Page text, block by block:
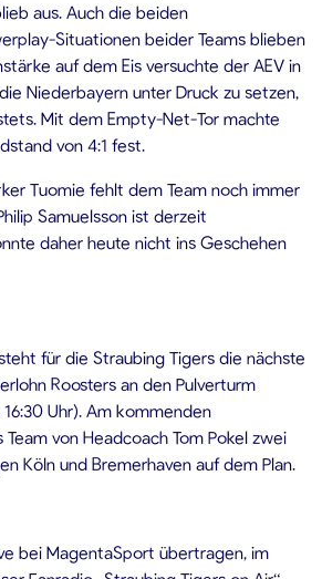
aus. Auch die beiden
Situationen beider Teams blieben
auf dem Eis versuchte der AEV in
Niederbayern unter Druck zu setzen,
Mit dem Empty-Net-Tor machte
von 4:1 fest.
Tuomie fehlt dem Team noch immer
Samuelsson ist derzeit
daher heute nicht ins Geschehen
für die Straubing Tigers die nächste
Roosters an den Pulverturm
Uhr). Am kommenden
von Headcoach Tom Pokel zwei
Köln und Bremerhaven auf dem Plan.
bei MagentaSport übertragen, im